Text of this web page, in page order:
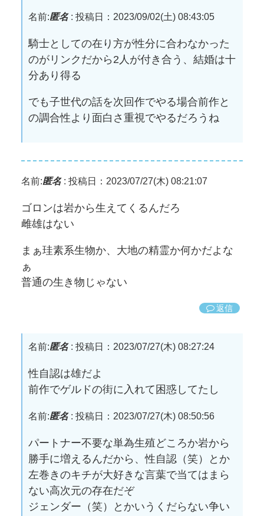
名前:匿名: 投稿日：2023/09/02(土) 08:43:05
騎士としての在り方が性分に合わなかった
のがリンクだから2人が付き合う、結婚は十
分あり得る
でも子世代の話を次回作でやる場合前作と
の調合性より面白さ重視でやるだろうね
名前:匿名: 投稿日：2023/07/27(木) 08:21:07
ゴロンは岩から生えてくるんだろ
雌雄はない
まぁ珪素系生物か、大地の精霊か何かだよな
ぁ
普通の生き物じゃない
返信
名前:匿名: 投稿日：2023/07/27(木) 08:27:24
性自認は雄だよ
前作でゲルドの街に入れて困惑してたし
名前:匿名: 投稿日：2023/07/27(木) 08:50:56
パートナー不要な単為生殖どころか岩から
勝手に増えるんだから、性自認（笑）とか
左巻きのキチが大好きな言葉で当てはまら
ない高次元の存在だぞ
ジェンダー（笑）とかいうくだらない争い